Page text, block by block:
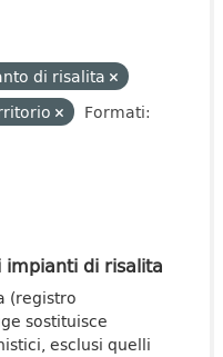
di risalita
Formati:
impianti di risalita
(registro
sostituisce
esclusi quelli